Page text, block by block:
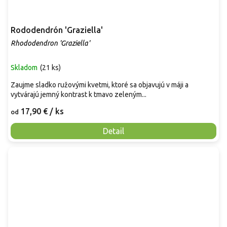
Rododendrón 'Graziella'
Rhododendron 'Graziella'
Skladom (21 ks)
od 17,90 € / ks
Detail
Zaujme sladko ružovými kvetmi, ktoré sa objavujú v máji a
vytvárajú jemný kontrast k tmavo zeleným...